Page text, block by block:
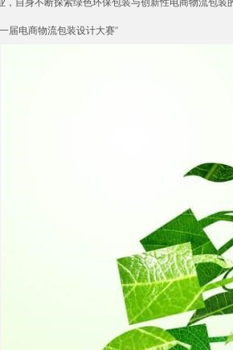
届电商物流包装设计大赛”